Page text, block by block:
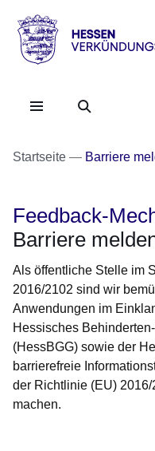
HESSEN
Startseite Barriere
Feedback-
Barriere
Als öffentliche Stelle im
2016/2102 sind wir
Anwendungen im
Hessisches
(HessBGG) sowie der
barrierefreie
der Richtlinie (EU)
machen.